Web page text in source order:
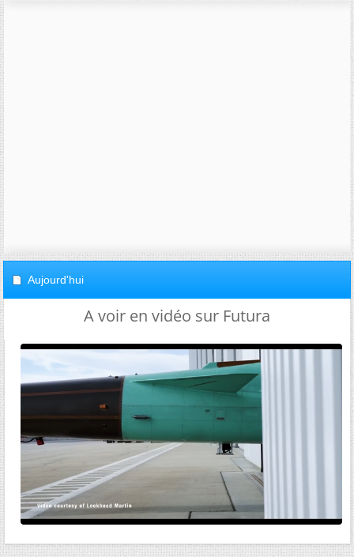
Aujourd'hui
A voir en vidéo sur Futura